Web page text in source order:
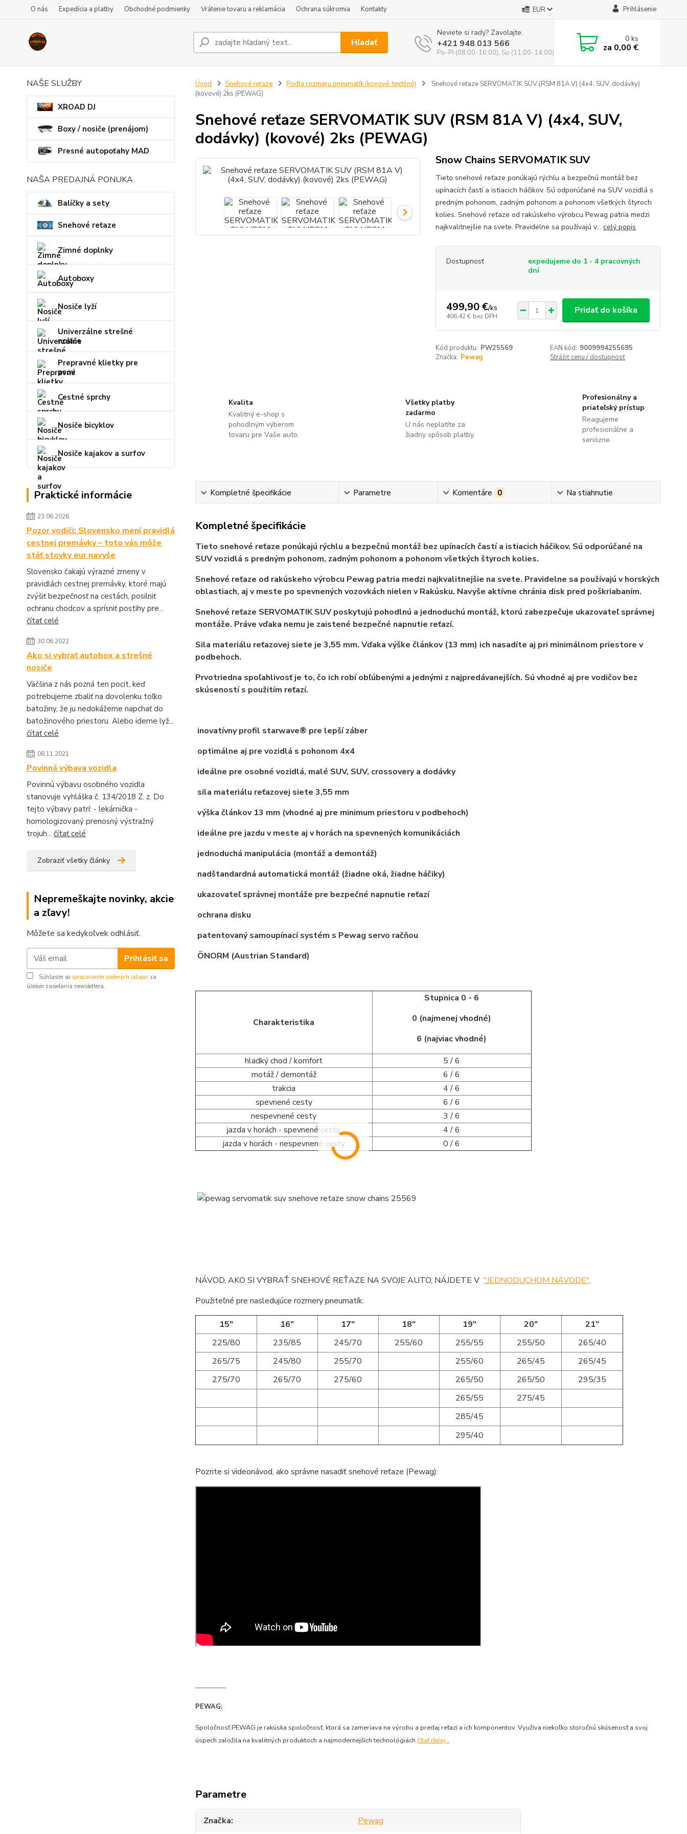
O nás Expedícia a platby Obchodné podmienky Vrátenie tovaru a reklamácia Ochrana súkromia Kontakty EUR Prihlásenie
Hľadať
Neviete si rady? Zavolajte.
+421 948 013 566
Po-Pi (08:00-16:00), So (11:00-14:00)
0ks
za 0,00 €
NAŠE SLUŽBY
XROAD DJ
Boxy / nosiče (prenájom)
Presné autopoťahy MAD
NAŠA PREDAJNÁ PONUKA
Balíčky a sety
Snehové reťaze
Zimné doplnky
Autoboxy
Nosiče lyží
Univerzálne strešné
nosiče
Prepravné klietky pre
psov
Cestné sprchy
Nosiče bicyklov
Nosiče kajakov a surfov
Praktické informácie
23.06.2026
Pozor vodiči: Slovensko mení pravidlá
cestnej premávky – toto vás môže
stáť stovky eur navyše
Slovensko čakajú výrazné zmeny v
pravidlách cestnej premávky, ktoré majú
zvýšiť bezpečnosť na cestách, posilniť
ochranu chodcov a sprísniť postihy pre...
čítať celé
30.06.2022
Ako si vybrať autobox a strešné
nosiče
Väčšina z nás pozná ten pocit, keď
potrebujeme zbaliť na dovolenku toľko
batožiny, že ju nedokážeme napchať do
batožinového priestoru. Alebo ideme lyž...
čítať celé
08.11.2021
Povinná výbava vozidla
Povinnú výbavu osobného vozidla
stanovuje vyhláška č. 134/2018 Z. z. Do
tejto výbavy patrí: - lekárnička -
homologizovaný prenosný výstražný
trojuh... čítať celé
Zobraziť všetky články
Nepremeškajte novinky, akcie
a zľavy!
Môžete sa kedykoľvek odhlásiť.
Prihlásiť sa
Súhlasím so spracovaním osobných údajov za
účelom zasielania newslettera.
Úvod Snehové reťaze Podľa rozmeru pneumatík (kovové, textilné)
Snehové reťaze SERVOMATIK SUV (RSM 81A V) (4x4, SUV, dodávky)
(kovové) 2ks (PEWAG)
Snehové reťaze SERVOMATIK SUV (RSM 81A V) (4x4, SUV,
dodávky) (kovové) 2ks (PEWAG)
Snow Chains SERVOMATIK SUV
Tieto snehové reťaze ponúkajú rýchlu a bezpečnú montáž bez
upínacích častí a istiacich háčikov. Sú odporúčané na SUV vozidlá s
predným pohonom, zadným pohonom a pohonom všetkých štyroch
kolies. Snehové reťaze od rakúskeho výrobcu Pewag patria medzi
najkvalitnejšie na svete. Pravidelne sa používajú v... celý popis
Dostupnosť
expedujeme do 1 - 4 pracovných
dní
499,90 €/ks
406,42 € bez DPH
Pridať do košíka
Kód produktu: PW25569 EAN kód: 9009994255695
Značka: Pewag Strážiť cenu / dostupnosť
Kvalita
Kvalitný e-shop s
pohodlným výberom
tovaru pre Vaše auto.
Všetky platby
zadarmo
U nás neplatíte za
žiadny spôsob platby.
Profesionálny a
priateľský prístup
Reagujeme
profesionálne a
seriózne.
Kompletné špecifikácie Parametre Komentáre 0 Na stiahnutie
Kompletné špecifikácie
Tieto snehové reťaze ponúkajú rýchlu a bezpečnú montáž bez upínacích častí a istiacich háčikov. Sú odporúčané na
SUV vozidlá s predným pohonom, zadným pohonom a pohonom všetkých štyroch kolies.
Snehové reťaze od rakúskeho výrobcu Pewag patria medzi najkvalitnejšie na svete. Pravidelne sa používajú v horských
oblastiach, aj v meste po spevnených vozovkách nielen v Rakúsku. Navyše aktívne chránia disk pred poškriabaním.
Snehové reťaze SERVOMATIK SUV poskytujú pohodlnú a jednoduchú montáž, ktorú zabezpečuje ukazovateľ správnej
montáže. Práve vďaka nemu je zaistené bezpečné napnutie reťazí.
Sila materiálu reťazovej siete je 3,55 mm. Vďaka výške článkov (13 mm) ich nasadíte aj pri minimálnom priestore v
podbehoch.
Prvotriedna spoľahlivosť je to, čo ich robí obľúbenými a jednými z najpredávanejších. Sú vhodné aj pre vodičov bez
skúseností s použitím reťazí.
inovatívny profil starwave® pre lepší záber
optimálne aj pre vozidlá s pohonom 4x4
ideálne pre osobné vozidlá, malé SUV, SUV, crossovery a dodávky
sila materiálu reťazovej siete 3,55 mm
výška článkov 13 mm (vhodné aj pre minimum priestoru v podbehoch)
ideálne pre jazdu v meste aj v horách na spevnených komunikáciách
jednoduchá manipulácia (montáž a demontáž)
nadštandardná automatická montáž (žiadne oká, žiadne háčiky)
ukazovateľ správnej montáže pre bezpečné napnutie reťazí
ochrana disku
patentovaný samoupínací systém s Pewag servo račňou
ÖNORM (Austrian Standard)
Charakteristika
Stupnica 0 - 6
0 (najmenej vhodné)
6 (najviac vhodné)
hladký chod / komfort
5 / 6
motáž / demontáž
6 / 6
trakcia
4 / 6
spevnené cesty
6 / 6
nespevnené cesty
3 / 6
jazda v horách - spevnené cesty
4 / 6
jazda v horách - nespevnené cesty
0 / 6
NÁVOD, AKO SI VYBRAŤ SNEHOVÉ REŤAZE NA SVOJE AUTO, NÁJDETE V "JEDNODUCHOM NÁVODE".
Použiteľné pre nasledujúce rozmery pneumatík:
15" 16" 17" 18" 19" 20"
21"
225/80
235/85 245/70 255/60 255/55 255/50
265/40
265/75
245/80 255/70 255/60 265/45
265/45
275/70
265/70 275/60 265/50 265/50
295/35
265/55
275/45
285/45
295/40
Pozrite si videonávod, ako správne nasadiť snehové reťaze (Pewag):
__________
PEWAG:
Spoločnosť PEWAG je rakúska spoločnosť, ktorá sa zameriava na výrobu a predaj reťazí a ich komponentov. Využíva niekoľko storočnú skúsenosť a svoj
úspech založila na kvalitných produktoch a najmodernejších technológiách čítať ďalej...
Parametre
Značka Pewag